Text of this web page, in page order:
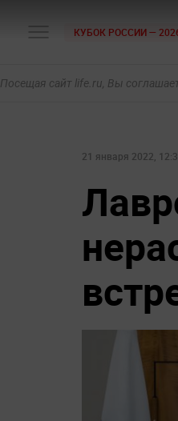
КУБОК РОССИИ —
Посещая сайт life.ru, Вы
21 января 2022,